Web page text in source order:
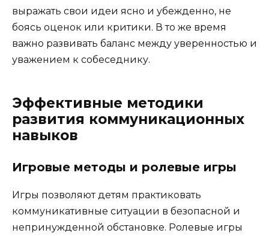
выражать свои идеи ясно и убежденно, не
боясь оценок или критики. В то же время
важно развивать баланс между уверенностью и
уважением к собеседнику.
Эффективные методики
развития коммуникационных
навыков
Игровые методы и ролевые игры
Игры позволяют детям практиковать
коммуникативные ситуации в безопасной и
непринужденной обстановке. Ролевые игры